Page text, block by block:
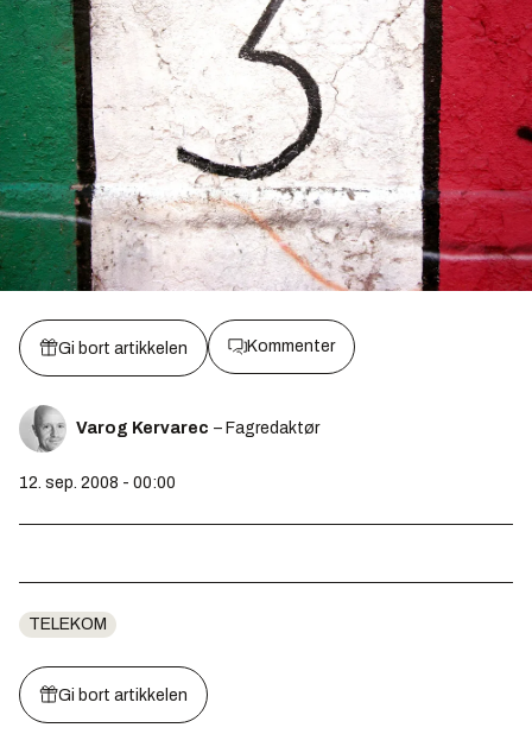
Gi bort artikkelen Kommenter
Varog Kervarec – Fagredaktør
12. sep. 2008 - 00:00
TELEKOM
Gi bort artikkelen